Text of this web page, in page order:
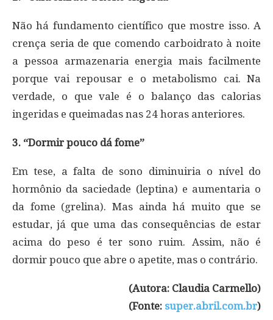
Não há fundamento científico que mostre isso. A
crença seria de que comendo carboidrato à noite
a pessoa armazenaria energia mais facilmente
porque vai repousar e o metabolismo cai. Na
verdade, o que vale é o balanço das calorias
ingeridas e queimadas nas 24 horas anteriores.
3. “Dormir pouco dá fome”
Em tese, a falta de sono diminuiria o nível do
hormônio da saciedade (leptina) e aumentaria o
da fome (grelina). Mas ainda há muito que se
estudar, já que uma das consequências de estar
acima do peso é ter sono ruim. Assim, não é
dormir pouco que abre o apetite, mas o contrário.
(Autora: Claudia Carmello)
(Fonte: super.abril.com.br)